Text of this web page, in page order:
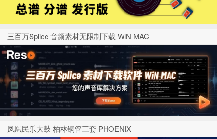
三百万Splice 音频素材无限制下载 WiN MAC
凤凰民乐大鼓 柏林铜管三套 PHOENIX